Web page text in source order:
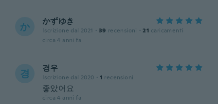
か かずゆき
Iscrizione dal 2021 · 39 recensioni · 21 caricamenti
circa 4 anni fa
경 경우
Iscrizione dal 2020 · 1 recensioni
좋았어요
circa 4 anni fa